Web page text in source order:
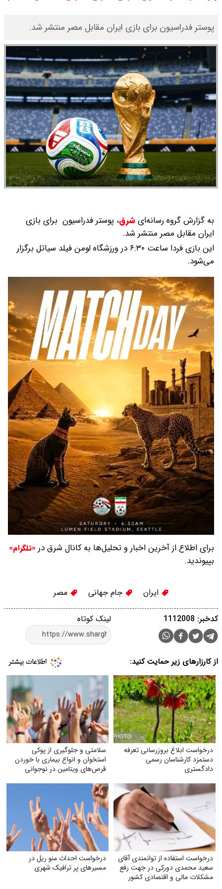
شنبه ۱۷ مرداد ۱۴۰۵ / قیمت دنا چند ؟
+ جدول
ثبت نام سایپا از امروز ۱۷ مرداد ۱۴۰۵
آغاز شد / خرید کوییک با پیش
پرداخت ۵۰۰ میلیون تومان + لینک
شاخص بورس امروز شنبه ۱۷ مرداد
۱۴۰۵ / شاخص افزایشی شد + تحلیل
پوستر فدراسیون برای بازی ایران مقابل مصر منتشر شد.
به گزارش گروه رسانه‌ایشرق، پوستر فدراسیون برای بازی
ایران مقابل مصر منتشر شد.
این بازی فردا ساعت ۶:۳۰ در ورزشگاه لومن فیلد سیاتل برگزار
می‌شود.
برای اطلاع از آخرین اخبار و تحلیل‌ها به کانال شرق در «تلگرام»
بپیوندید.
ایران جام جهانی مصر
لینک کوتاه کدخبر: 1112008
از کارزارهای زیر حمایت کنید:
درخواست ابلاغ بروز‌رسانی تعرفه
دستمزد کارشناسان رسمی
دادگستری
سلامتی و جلوگیری از پوکی
استخوان و انواع بیماری با خوردن
قرص‌های ویتامین در نوجوانی
درخواست استفاده از توانمندی آقای
سعید محمدی دورکی در جهت رفع
مشکلات مالی و اقتصادی کشور
درخواست احداث منو ریل در
مسیرهای پر ترافیک شهری